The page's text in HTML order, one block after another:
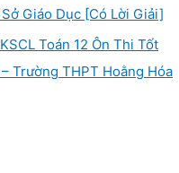
Giáo Dục [Có Lời Giải]
Toán 12 Ôn Thi Tốt
Trường THPT Hoằng Hóa